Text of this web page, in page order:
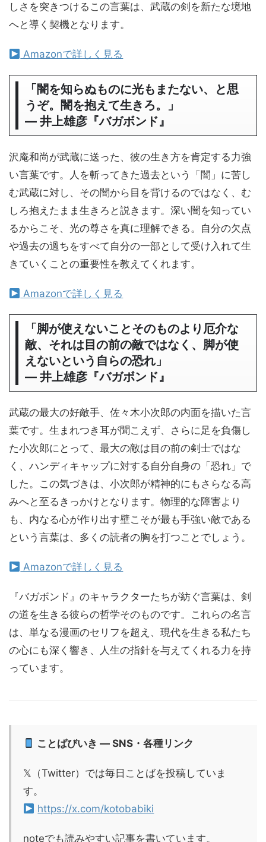
しさを突きつけるこの言葉は、武蔵の剣を新たな境地
へと導く契機となります。
Amazonで詳しく見る
「闇を知らぬものに光もまたない、と思
うぞ。闇を抱えて生きろ。」
― 井上雄彦『バガボンド』
沢庵和尚が武蔵に送った、彼の生き方を肯定する力強
い言葉です。人を斬ってきた過去という「闇」に苦し
む武蔵に対し、その闇から目を背けるのではなく、む
しろ抱えたまま生きろと説きます。深い闇を知ってい
るからこそ、光の尊さを真に理解できる。自分の欠点
や過去の過ちをすべて自分の一部として受け入れて生
きていくことの重要性を教えてくれます。
Amazonで詳しく見る
「脚が使えないことそのものより厄介な
敵、それは目の前の敵ではなく、脚が使
えないという自らの恐れ」
― 井上雄彦『バガボンド』
武蔵の最大の好敵手、佐々木小次郎の内面を描いた言
葉です。生まれつき耳が聞こえず、さらに足を負傷し
た小次郎にとって、最大の敵は目の前の剣士ではな
く、ハンディキャップに対する自分自身の「恐れ」で
した。この気づきは、小次郎が精神的にもさらなる高
みへと至るきっかけとなります。物理的な障害より
も、内なる心が作り出す壁こそが最も手強い敵である
という言葉は、多くの読者の胸を打つことでしょう。
Amazonで詳しく見る
『バガボンド』のキャラクターたちが紡ぐ言葉は、剣
の道を生きる彼らの哲学そのものです。これらの名言
は、単なる漫画のセリフを超え、現代を生きる私たち
の心にも深く響き、人生の指針を与えてくれる力を持
っています。
ことばびいき — SNS・各種リンク
𝕏（Twitter）では毎日ことばを投稿していま
す。
https://x.com/kotobabiki
noteでも読みやすい記事を書いています。